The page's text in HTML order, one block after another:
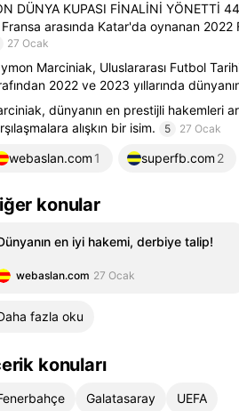
DÜNYA KUPASI FİNALİNİ YÖNETTİ
arasında Katar'da oynanan 2022
27 Ocak
Marciniak, Uluslararası Futbol
2022 ve 2023 yıllarında
dünyanın en prestijli hakemleri
alışkın bir isim.
5 27 Ocak
webaslan.com 1 superfb.com 2
konular
en iyi hakemi, derbiye talip!
webaslan.com 27 Ocak
fazla oku
konuları
Galatasaray UEFA